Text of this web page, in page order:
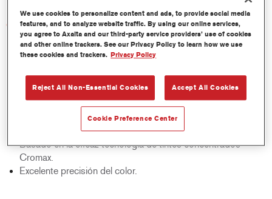
Características del producto
Sistema de pintado de base disolvente, único por su
versatilidad y facilidad de uso.
calidades de base disolvente: medios y altos sólidos,
acabados y bases bicapa.
Rápido control de stocks.
Ahorra espacio de almacenamiento.
Basado en la eficaz tecnología de tintes concentrados
Cromax.
Excelente precisión del color.
We use cookies to personalize content and ads, to provide social media
features, and to analyze website traffic. By using our online services,
you agree to Axalta and our third-party service providers’ use of cookies
and other online trackers. See our Privacy Policy to learn how we use
these cookies and trackers. Privacy Policy
Reject All Non-Essential Cookies Accept All Cookies
Cookie Preference Center